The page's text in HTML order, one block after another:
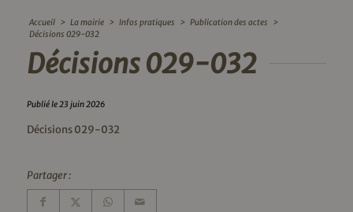
Accueil > La mairie > Infos pratiques > Publication des actes
>
Décisions 029-032
Décisions 029-032
Publié le 23 juin 2026
Décisions 029-032
Partager :